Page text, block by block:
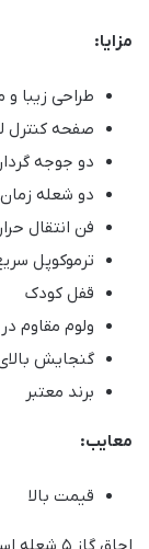
مزایا:
طراحی زیبا و
صفحه کنترل
دو جوجه
دو شعله
فن انتقال
ترموکوپل
قفل کودک
ولوم مقاوم
گنجایش
برند معتبر
معایب:
قیمت بالا